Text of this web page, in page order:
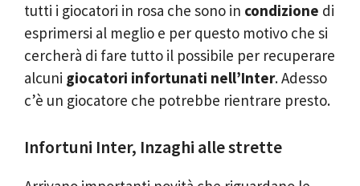
tutti i giocatori in rosa che sono in condizione di
esprimersi al meglio e per questo motivo che si
cercherà di fare tutto il possibile per recuperare
alcuni giocatori infortunati nell’Inter. Adesso
c’è un giocatore che potrebbe rientrare presto.
Infortuni Inter, Inzaghi alle strette